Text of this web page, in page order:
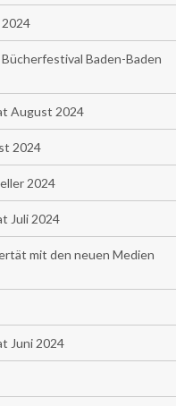
2024
Baden-Baden
August 2024
2024
2024
Juli 2024
mit den neuen Medien
Juni 2024